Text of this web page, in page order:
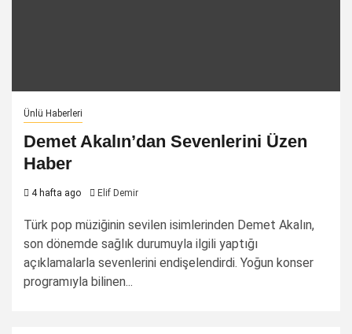
Ünlü Haberleri
Demet Akalın’dan Sevenlerini Üzen
Haber
4 hafta ago Elif Demir
Türk pop müziğinin sevilen isimlerinden Demet Akalın,
son dönemde sağlık durumuyla ilgili yaptığı
açıklamalarla sevenlerini endişelendirdi. Yoğun konser
programıyla bilinen...